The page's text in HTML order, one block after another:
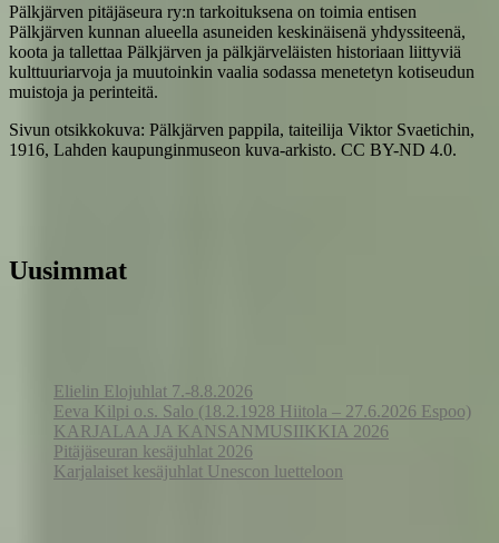
Pälkjärven pitäjäseura ry:n tarkoituksena on toimia entisen
Pälkjärven kunnan alueella asuneiden keskinäisenä yhdyssiteenä,
koota ja tallettaa Pälkjärven ja pälkjärveläisten historiaan liittyviä
kulttuuriarvoja ja muutoinkin vaalia sodassa menetetyn kotiseudun
muistoja ja perinteitä.
Sivun otsikkokuva: Pälkjärven pappila, taiteilija Viktor Svaetichin,
1916, Lahden kaupunginmuseon kuva-arkisto. CC BY-ND 4.0.
Uusimmat
Elielin Elojuhlat 7.-8.8.2026
Eeva Kilpi o.s. Salo (18.2.1928 Hiitola – 27.6.2026 Espoo)
KARJALAA JA KANSANMUSIIKKIA 2026
Pitäjäseuran kesäjuhlat 2026
Karjalaiset kesäjuhlat Unescon luetteloon